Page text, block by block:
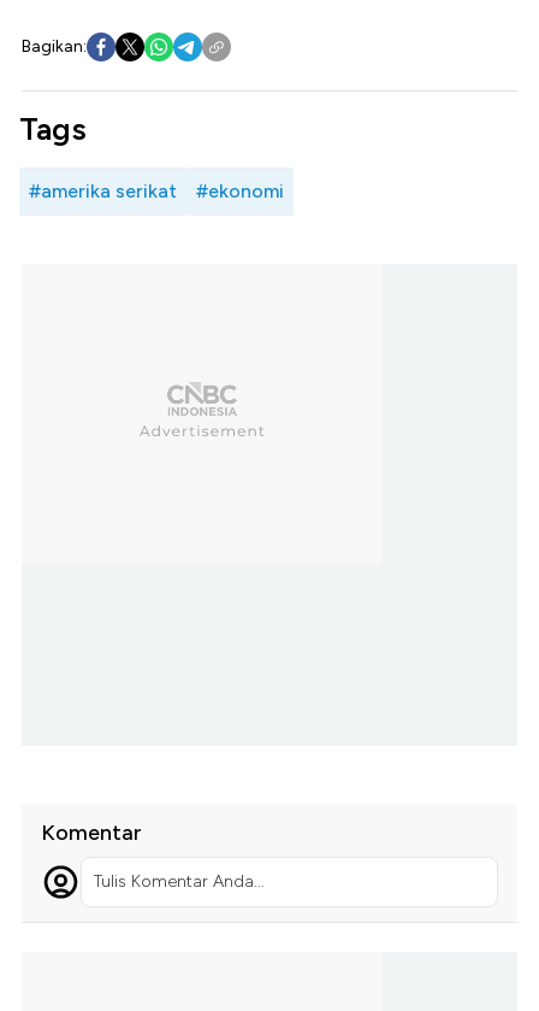
Bagikan:
Tags
#amerika serikat #ekonomi
Komentar
Tulis Komentar Anda...